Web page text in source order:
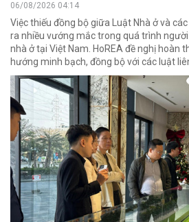
06/08/2026 04:14
Việc thiếu đồng bộ giữa Luật Nhà ở và
ra nhiều vướng mắc trong quá trình
nhà ở tại Việt Nam. HoREA đề nghị hoàn
hướng minh bạch, đồng bộ với các luật